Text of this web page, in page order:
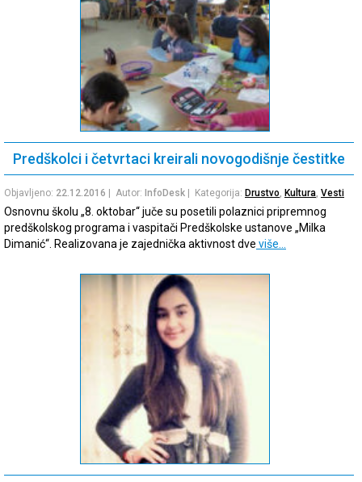
Predškolci i četvrtaci kreirali novogodišnje čestitke
Objavljeno: 22.12.2016 | Autor: InfoDesk | Kategorija: Drustvo, Kultura, Vesti
Osnovnu školu „8. oktobar“ juče su posetili polaznici pripremnog
predškolskog programa i vaspitači Predškolske ustanove „Milka
Dimanić“. Realizovana je zajednička aktivnost dve više…